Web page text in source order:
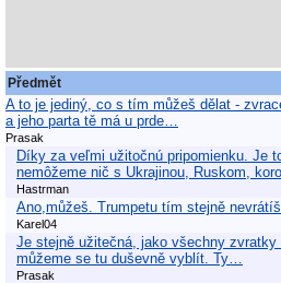
Předmět
A to je jediný, co s tím můžeš dělat -
a jeho parta tě má u prde…
Prasak
Díky za veľmi užitočnú pripomienku. Je
nemôžeme nič s Ukrajinou, Ruskom,
Hastrman
Ano,můžeš. Trumpetu tím stejně nevrátíš.
Karel04
Je stejně užitečná, jako všechny
můžeme se tu duševně vyblít. Ty…
Prasak